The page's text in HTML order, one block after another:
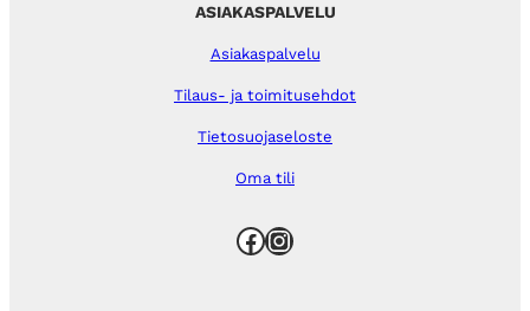
ASIAKASPALVELU
Asiakaspalvelu
Tilaus- ja toimitusehdot
Tietosuojaseloste
Oma tili
Facebook Instagram